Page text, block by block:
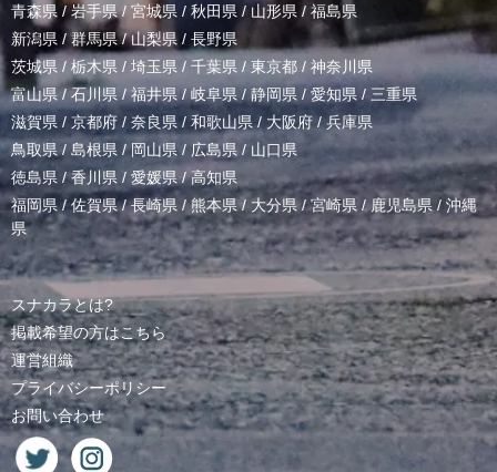
青森県 / 岩手県/ 宮城県 / 秋田県 / 山形県/ 福島県
新潟県 /群馬県/山梨県 / 長野県
茨城県 / 栃木県 / 埼玉県 / 千葉県 / 東京都 / 神奈川県
富山県 /石川県/福井県/岐阜県 / 静岡県 / 愛知県 / 三重県
滋賀県 / 京都府 / 奈良県 / 和歌山県/ 大阪府 /兵庫県
鳥取県/ 島根県 /岡山県/ 広島県 / 山口県
徳島県 /香川県 / 愛媛県/高知県
福岡県/佐賀県/長崎県 /熊本県/ 大分県/宮崎県 /鹿児島県 / 沖縄
県
スナカラとは?
掲載希望の方はこちら
運営組織
プライバシーポリシー
お問い合わせ